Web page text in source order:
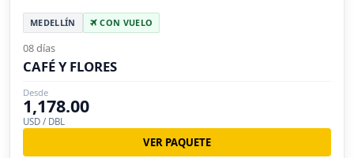
MEDELLÍN CON VUELO
08 días
CAFÉ Y FLORES
Desde
1,178.00
USD / DBL
VER PAQUETE